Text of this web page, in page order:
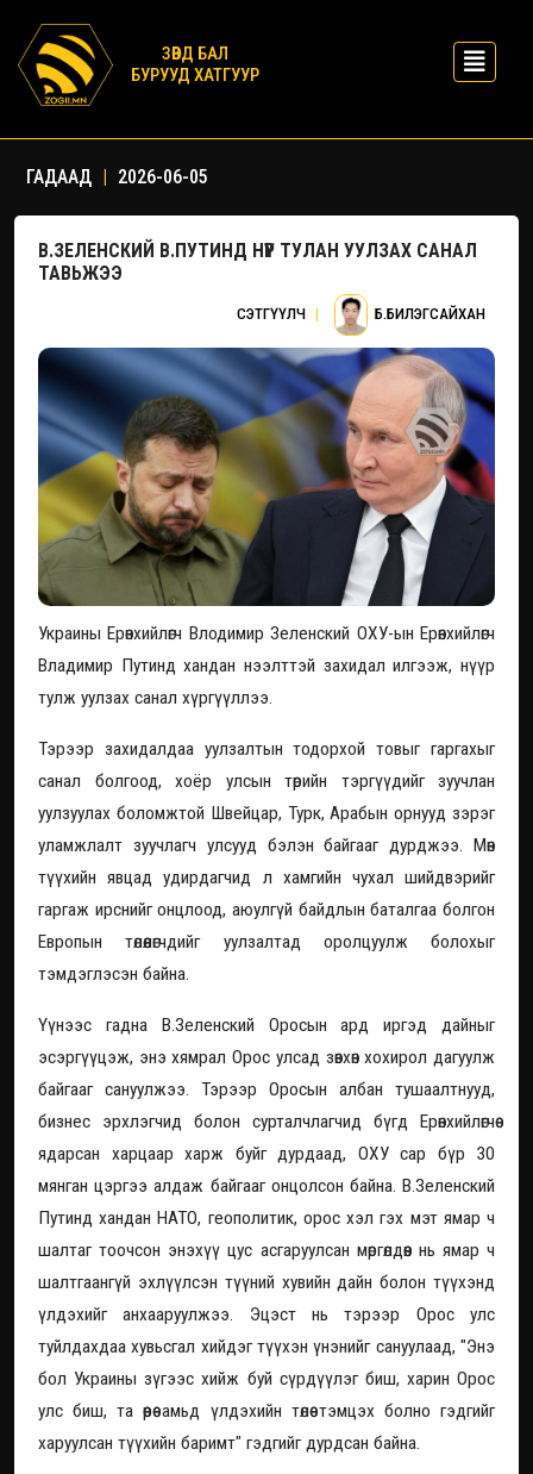
ЗӨВД БАЛ
БУРУУД ХАТГУУР
ГАДААД | 2026-06-05
В.ЗЕЛЕНСКИЙ В.ПУТИНД НҮҮР ТУЛАН УУЛЗАХ САНАЛ
ТАВЬЖЭЭ
СЭТГҮҮЛЧ | Б.БИЛЭГСАЙХАН
Украины Ерөнхийлөгч Влодимир Зеленский ОХУ-ын Ерөнхийлөгч
Владимир Путинд хандан нээлттэй захидал илгээж, нүүр
тулж уулзах санал хүргүүллээ.
Тэрээр захидалдаа уулзалтын тодорхой товыг гаргахыг
санал болгоод, хоёр улсын төрийн тэргүүдийг зуучлан
уулзуулах боломжтой Швейцар, Турк, Арабын орнууд зэрэг
уламжлалт зуучлагч улсууд бэлэн байгааг дурджээ. Мөн
түүхийн явцад удирдагчид л хамгийн чухал шийдвэрийг
гаргаж ирснийг онцлоод, аюулгүй байдлын баталгаа болгон
Европын төлөөлөгчдийг уулзалтад оролцуулж болохыг
тэмдэглэсэн байна.
Үүнээс гадна В.Зеленский Оросын ард иргэд дайныг
эсэргүүцэж, энэ хямрал Орос улсад зөвхөн хохирол дагуулж
байгааг сануулжээ. Тэрээр Оросын албан тушаалтнууд,
бизнес эрхлэгчид болон сурталчлагчид бүгд Ерөнхийлөгчөө
ядарсан харцаар харж буйг дурдаад, ОХУ сар бүр 30
мянган цэргээ алдаж байгааг онцолсон байна. В.Зеленский
Путинд хандан НАТО, геополитик, орос хэл гэх мэт ямар ч
шалтаг тоочсон энэхүү цус асгаруулсан мөргөлдөөн нь ямар ч
шалтгаангүй эхлүүлсэн түүний хувийн дайн болон түүхэнд
үлдэхийг анхааруулжээ. Эцэст нь тэрээр Орос улс
туйлдахдаа хувьсгал хийдэг түүхэн үнэнийг сануулаад, "Энэ
бол Украины зүгээс хийж буй сүрдүүлэг биш, харин Орос
улс биш, та өөрөө амьд үлдэхийн төлөө тэмцэх болно гэдгийг
харуулсан түүхийн баримт" гэдгийг дурдсан байна.